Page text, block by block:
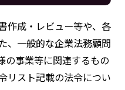
作成・レビュー等や、各
、一般的な企業法務顧問
の事業等に関連するもの
リスト記載の法令につい